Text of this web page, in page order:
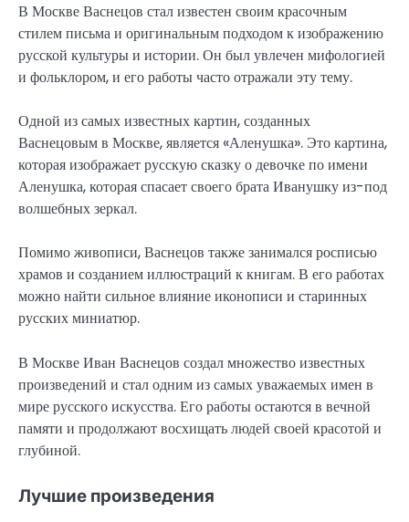
В Москве Васнецов стал известен своим красочным
стилем письма и оригинальным подходом к изображению
русской культуры и истории. Он был увлечен мифологией
и фольклором, и его работы часто отражали эту тему.
Одной из самых известных картин, созданных
Васнецовым в Москве, является «Аленушка». Это картина,
которая изображает русскую сказку о девочке по имени
Аленушка, которая спасает своего брата Иванушку из-под
волшебных зеркал.
Помимо живописи, Васнецов также занимался росписью
храмов и созданием иллюстраций к книгам. В его работах
можно найти сильное влияние иконописи и старинных
русских миниатюр.
В Москве Иван Васнецов создал множество известных
произведений и стал одним из самых уважаемых имен в
мире русского искусства. Его работы остаются в вечной
памяти и продолжают восхищать людей своей красотой и
глубиной.
Лучшие произведения